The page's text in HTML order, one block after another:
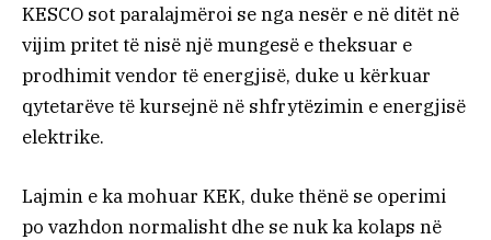
KESCO sot paralajmëroi se nga nesër e në ditët në
vijim pritet të nisë një mungesë e theksuar e
prodhimit vendor të energjisë, duke u kërkuar
qytetarëve të kursejnë në shfrytëzimin e energjisë
elektrike.
Lajmin e ka mohuar KEK, duke thënë se operimi
po vazhdon normalisht dhe se nuk ka kolaps në